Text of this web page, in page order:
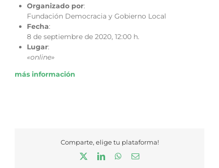
Organizado por:
Fundación Democracia y Gobierno Local
Fecha:
8 de septiembre de 2020, 12:00 h.
Lugar:
«online»
más información
Comparte, elige tu plataforma!
LinkedInWhatsApp
Correo